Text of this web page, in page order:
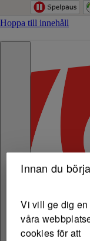
Hoppa till innehåll
Innan du
Vi vill ge dig
våra
cookies för att